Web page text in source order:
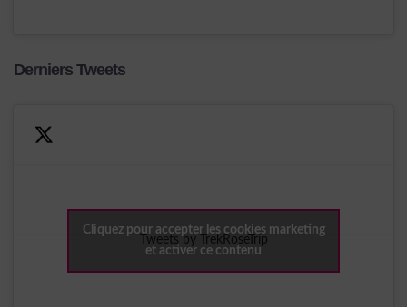
Derniers Tweets
Tweets by TrekRoseTrip
Cliquez pour accepter les cookies marketing
et activer ce contenu